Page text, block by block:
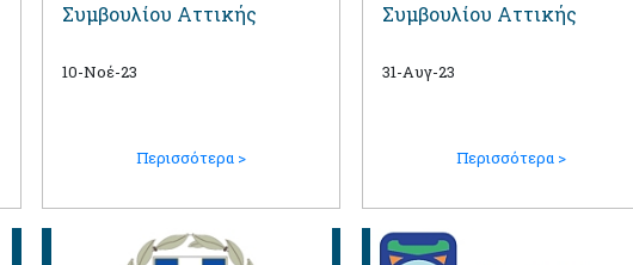
Συμβουλίου Αττικής
10-Νοέ-23
Περισσότερα >
Συμβουλίου Αττικής
31-Αυγ-23
Περισσότερα >